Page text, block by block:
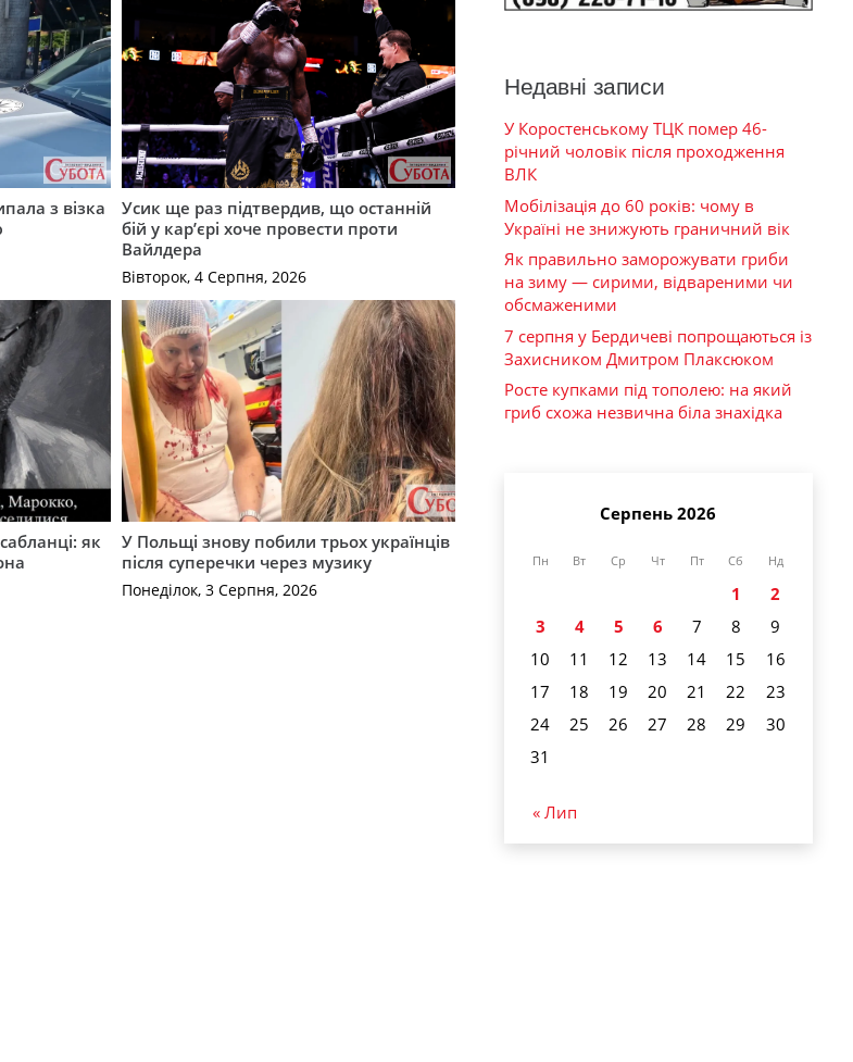
з візка
Усик ще раз підтвердив, що останній
бій у кар’єрі хоче провести проти
Вайлдера
Вівторок, 4 Серпня, 2026
як
У Польщі знову побили трьох українців
після суперечки через музику
Понеділок, 3 Серпня, 2026
Недавні записи
У Коростенському ТЦК помер 46-
річний чоловік після проходження
ВЛК
Мобілізація до 60 років: чому в
Україні не знижують граничний вік
Як правильно заморожувати гриби
на зиму — сирими, відвареними чи
обсмаженими
7 серпня у Бердичеві попрощаються із
Захисником Дмитром Плаксюком
Росте купками під тополею: на який
гриб схожа незвична біла знахідка
Серпень 2026
Пн Вт Ср Чт Пт Сб Нд
1
2
3
4 5 6 7 8
9
10
11 12 13 14 15
16
17
18 19 20 21 22
23
24
25 26 27 28 29
30
31
« Лип